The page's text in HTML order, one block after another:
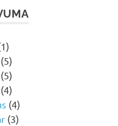
(4)
(3)